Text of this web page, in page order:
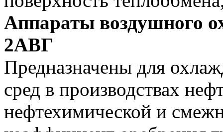
Аппараты воздушного
2АВГ
Предназначены для
сред в производствах
нефтехимической и